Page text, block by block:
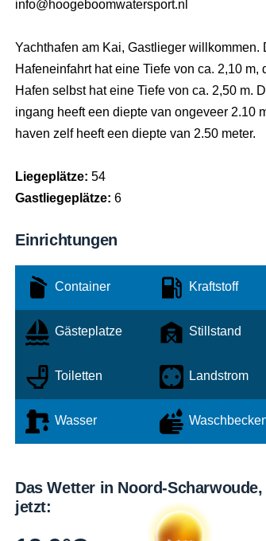
info@hoogeboomwatersport.nl
Yachthafen am Kai, Gastlieger willkommen.
Hafeneinfahrt hat eine Tiefe von ca. 2,10 m,
Hafen selbst hat eine Tiefe von ca. 2,50 m.
ingang heeft een diepte van ongeveer 2.10
haven zelf heeft een diepte van 2.50 meter.
Liegeplätze: 54
Gastliegeplätze: 6
Einrichtungen
Container Kraftstoff
Gästeplatze Stillstand
Toiletten Landstrom
Wasser
Das Wetter in Noord-Scharwoude,
jetzt: